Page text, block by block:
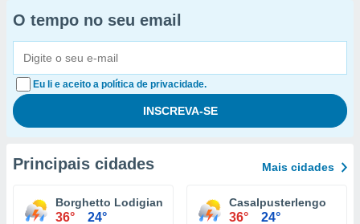
O tempo no seu email
Eu li e aceito a política de privacidade.
Principais cidades Mais cidades
Borghetto Lodigiano
36° 24°
Casalpusterlengo
36° 24°